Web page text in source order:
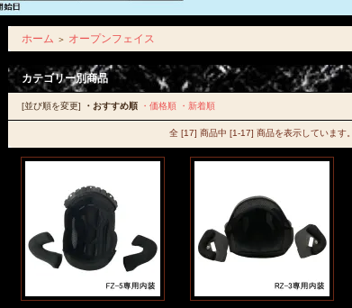
ホーム ＞ オープンフェイス
カテゴリー別商品
[並び順を変更] ・おすすめ順 ・価格順 ・新着順
全 [17] 商品中 [1-17] 商品を表示しています。